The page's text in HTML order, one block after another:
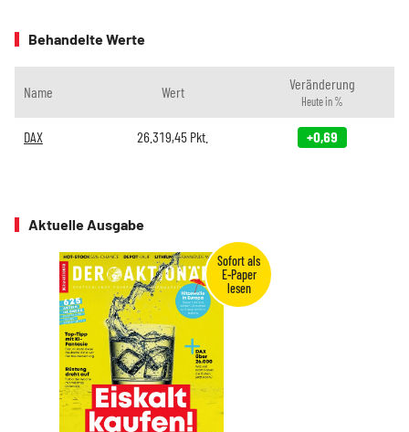
Behandelte Werte
Name Wert Veränderung
Heute in %
DAX 26.319,45 Pkt. +0,69
Aktuelle Ausgabe